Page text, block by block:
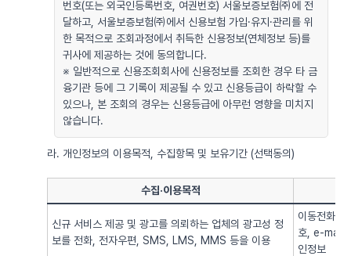
번호(또는 외국인등록번호, 여권번호) 서울보증보험㈜에 전
달하고, 서울보증보험㈜에서 신용보험 가입·유지·관리를 위
한 목적으로 조회과정에서 취득한 신용정보(연체정보 등)를
귀사에 제공하는 것에 동의합니다.
※ 일반적으로 신용조회회사에 신용정보를 조회한 경우 타 금
융기관 등에 그 기록이 제공될 수 있고 신용등급이 하락할 수
있으나, 본 조회의 경우는 신용등급에 아무런 영향을 미치지
않습니다.
라. 개인정보의 이용목적, 수집항목 및 보유기간 (선택동의)
수집·이용목적
신규 서비스 제공 및 광고를 의뢰하는 업체의 광고성 정
보를 전화, 전자우편, SMS, LMS, MMS 등을 이용
이동전화번
호, e-mail,
인정보